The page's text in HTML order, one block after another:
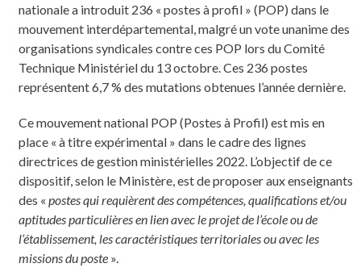
nationale a introduit 236 « postes à profil » (POP) dans le
mouvement interdépartemental, malgré un vote unanime des
organisations syndicales contre ces POP lors du Comité
Technique Ministériel du 13 octobre. Ces 236 postes
représentent 6,7 % des mutations obtenues l’année dernière.
Ce mouvement national POP (Postes à Profil) est mis en
place « à titre expérimental » dans le cadre des lignes
directrices de gestion ministérielles 2022. L’objectif de ce
dispositif, selon le Ministère, est de proposer aux enseignants
des « postes qui requièrent des compétences, qualifications et/ou
aptitudes particulières en lien avec le projet de l’école ou de
l’établissement, les caractéristiques territoriales ou avec les
missions du poste ».